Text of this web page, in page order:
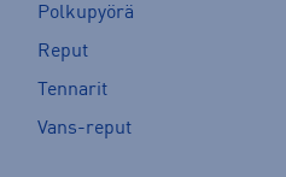
Polkupyörä
Reput
Tennarit
Vans-reput